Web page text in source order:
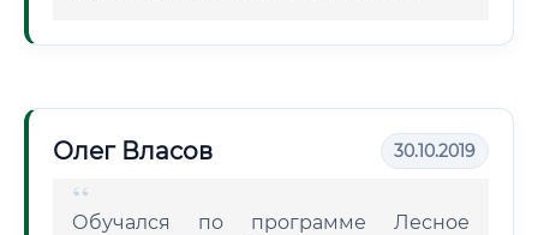
Олег Власов 30.10.2019
Обучался по программе Лесное